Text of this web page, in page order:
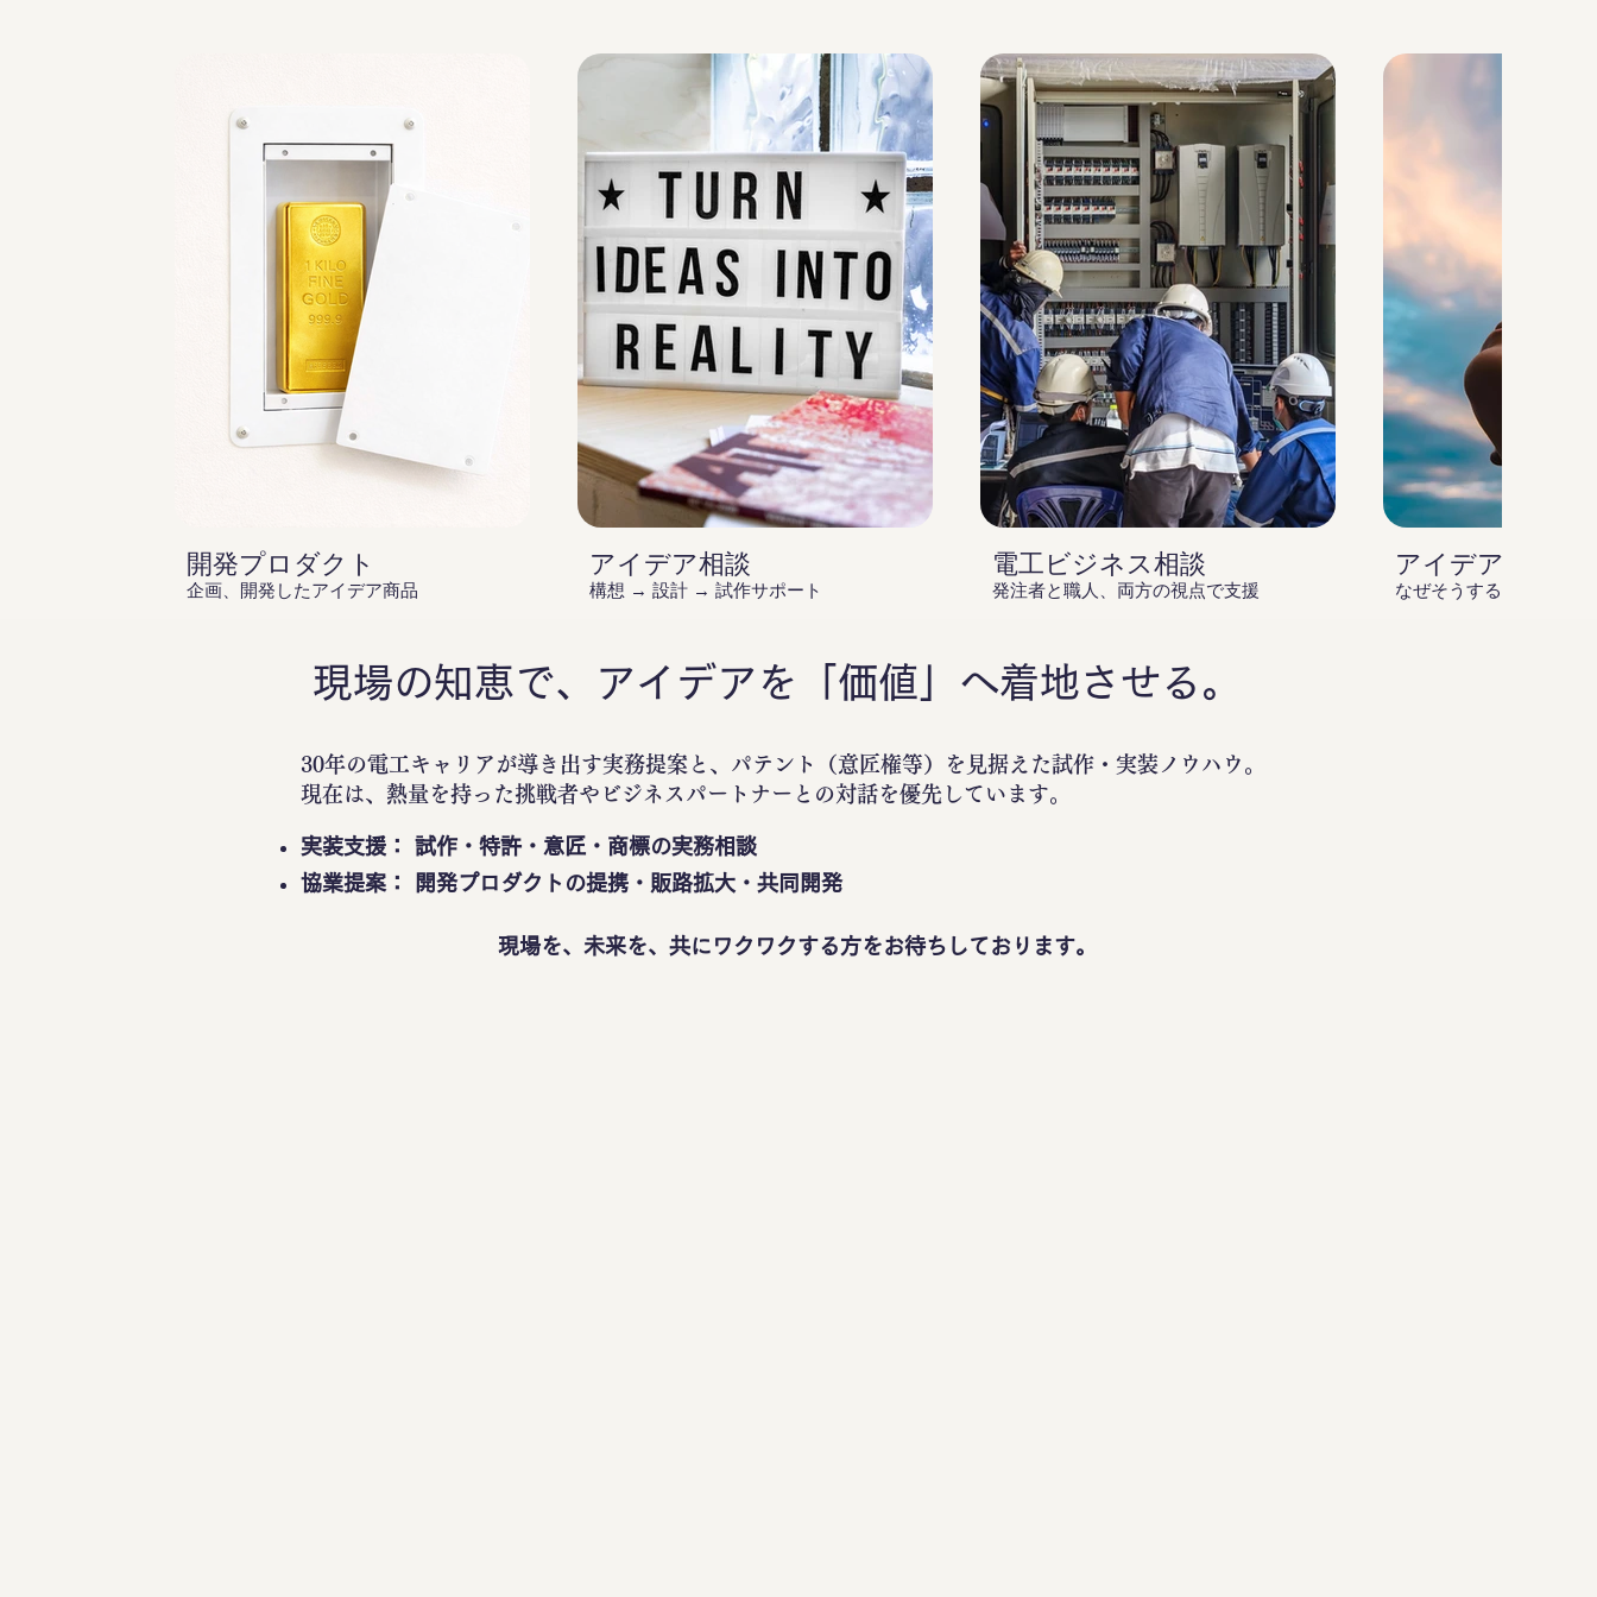
開発プロダクト
企画、開発したアイデア商品
アイデア相談
構想 → 設計 → 試作サポート
電工ビジネス相談
発注者と職人、両方の視点で支援
アイデア庵の思
なぜそうするのか？を伝
現場の知恵で、アイデアを「価値」へ着地させる。
30年の電工キャリアが導き出す実務提案と、パテント（意匠権等）を見据えた試作・実装ノウハウ。
現在は、熱量を持った挑戦者やビジネスパートナーとの対話を優先しています。
実装支援： 試作・特許・意匠・商標の実務相談
協業提案： 開発プロダクトの提携・販路拡大・共同開発
現場を、未来を、共にワクワクする方をお待ちしております。